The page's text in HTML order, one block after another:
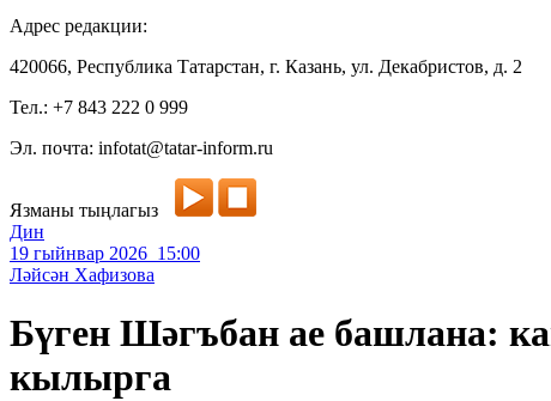
Адрес редакции:
420066, Республика Татарстан, г. Казань, ул. Декабристов, д. 2
Тел.: +7 843 222 0 999
Эл. почта: infotat@tatar-inform.ru
Язманы тыңлагыз
Дин
19 гыйнвар 2026 15:00
Ләйсән Хафизова
Бүген Шәгъбан ае башлана:
кылырга